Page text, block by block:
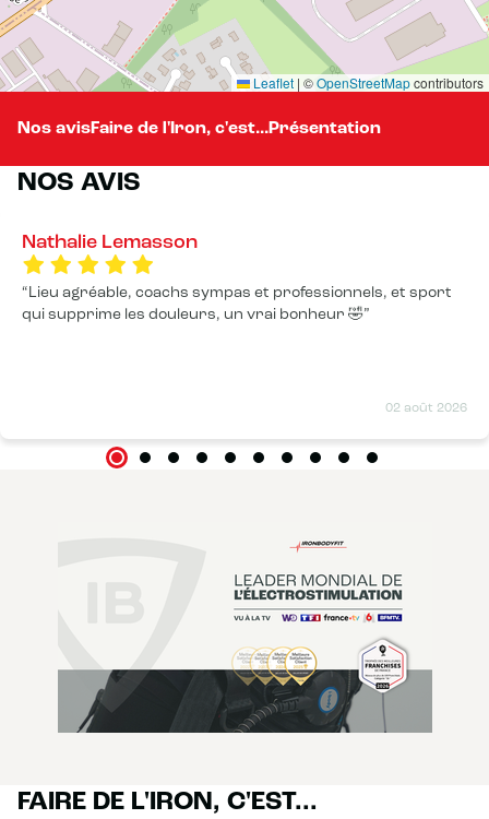
Leaflet | ©OpenStreetMapcontributors
Nos avisFaire de l'Iron, c'est...Présentation
NOS AVIS
Nathalie Lemasson
02 août 2026
Lieu agréable, coachs sympas et professionnels, et sport
qui supprime les douleurs, un vrai bonheur 🤣
FAIRE DE L'IRON, C'EST...